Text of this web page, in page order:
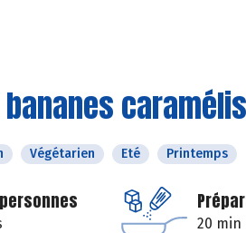
Végétarien Eté Printemps
20 min